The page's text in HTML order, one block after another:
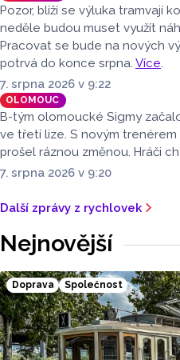
Pozor, blíží se výluka tramvají
neděle budou muset využít
Pracovat se bude na nových
potrvá do konce srpna. Více
7. srpna 2026 v 9:22
OLOMOUC
B-tým olomoucké Sigmy
ve třetí lize. S novým trenérem
prošel ráznou změnou. Hráči
7. srpna 2026 v 9:20
Další zprávy z rychlovek
Nejnovější
Doprava Společnost